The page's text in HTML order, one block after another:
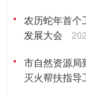
农历蛇年首个
发展大会
市自然资源局
灭火帮扶指导